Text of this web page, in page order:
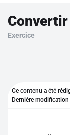
Accueil
Se
Convertir
Exercice
Ce contenu a été
Dernière modification